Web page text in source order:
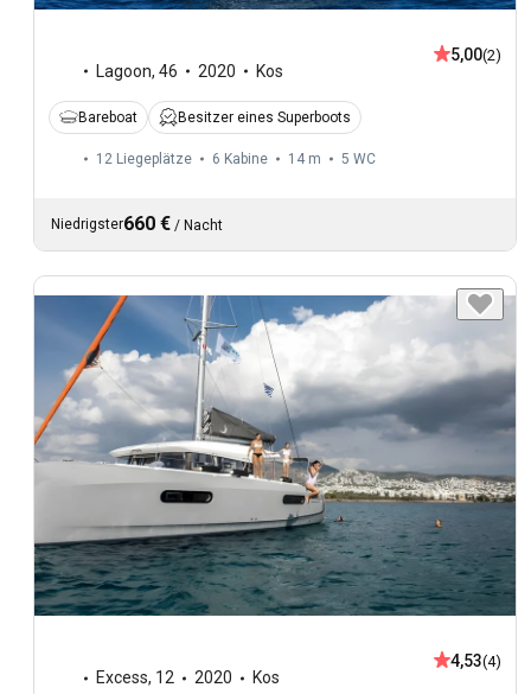
Lagoon, 46 2020 Kos
5,00(2)
Bareboat Besitzer eines Superboots
12 Liegeplätze 6 Kabine 14 m 5 WC
Niedrigster660 € / Nacht
Excess, 12 2020 Kos
4,53(4)